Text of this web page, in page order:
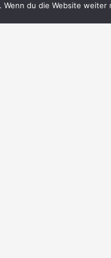
Wenn du die Website